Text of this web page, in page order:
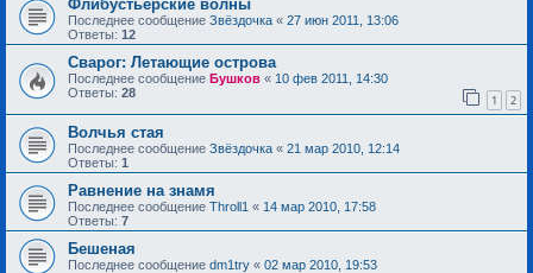
Флибустьерские волны
Последнее сообщение Звёздочка « 27 июн 2011, 13:06
Ответы: 12
Сварог: Летающие острова
Последнее сообщение Бушков « 10 фев 2011, 14:30
Ответы: 28 1 2
Волчья стая
Последнее сообщение Звёздочка « 21 мар 2010, 12:14
Ответы: 1
Равнение на знамя
Последнее сообщение Throll1 « 14 мар 2010, 17:58
Ответы: 7
Бешеная
Последнее сообщение dm1try « 02 мар 2010, 19:53